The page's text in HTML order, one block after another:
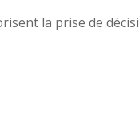
la prise de